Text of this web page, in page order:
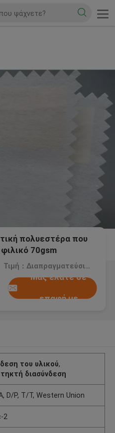
πολυεστέρα που
70gsm
Τιμή：Διαπραγματεύσιμος
Μας ελάτε σε
επαφή με
του υλικού,
διασύνδεση
D/P, T/T, Western Union
2